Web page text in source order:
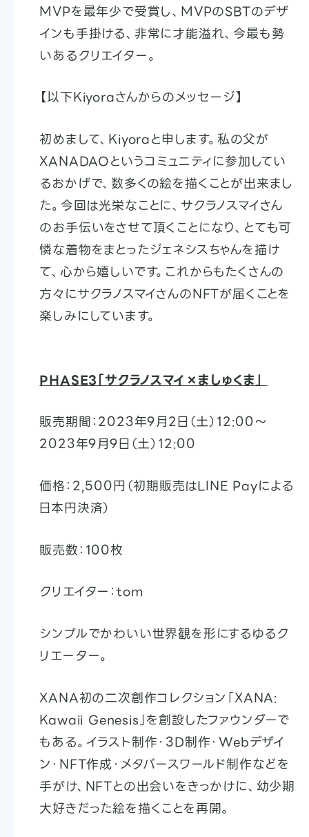
MVPを最年少で受賞し、MVPのSBTのデザ
インも手掛ける、非常に才能溢れ、今最も勢
いあるクリエイター。
【以下Kiyoraさんからのメッセージ】
初めまして、Kiyoraと申します。私の父が
XANADAOというコミュニティに参加してい
るおかげで、数多くの絵を描くことが出来まし
た。今回は光栄なことに、サクラノスマイさん
のお手伝いをさせて頂くことになり、とても可
憐な着物をまとったジェネシスちゃんを描け
て、心から嬉しいです。これからもたくさんの
方々にサクラノスマイさんのNFTが届くことを
楽しみにしています。
PHASE3「サクラノスマイ×ましゅくま」
販売期間：2023年9月2日（土）12:00〜
2023年9月9日（土）12:00
価格：2,500円（初期販売はLINE Payによる
日本円決済）
販売数：100枚
クリエイター：tom
シンプルでかわいい世界観を形にするゆるク
リエーター。
XANA初の二次創作コレクション「XANA:
Kawaii Genesis」を創設したファウンダーで
もある。イラスト制作・3D制作・Webデザイ
ン・NFT作成・メタバースワールド制作などを
手がけ、NFTとの出会いをきっかけに、幼少期
大好きだった絵を描くことを再開。